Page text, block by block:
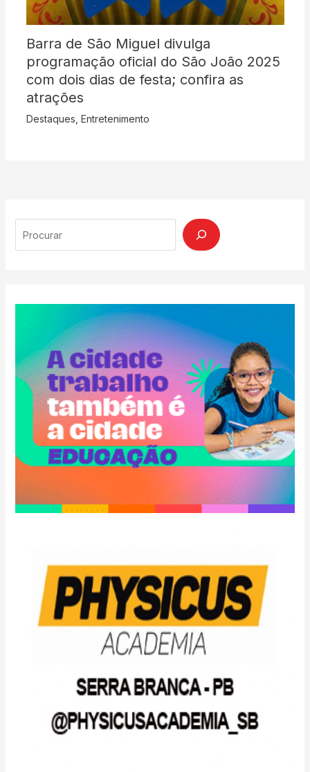
Barra de São Miguel divulga
programação oficial do São João 2025
com dois dias de festa; confira as
atrações
Destaques, Entretenimento